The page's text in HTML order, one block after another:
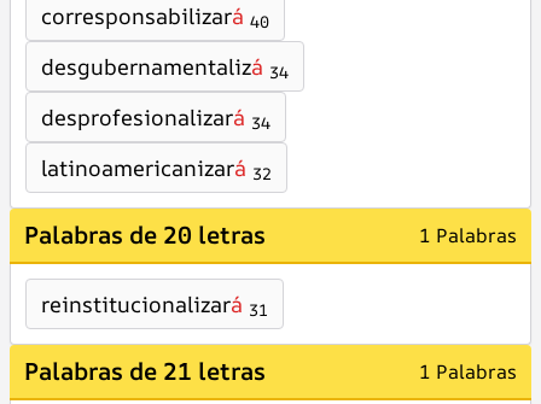
corresponsabilizará 40
desgubernamentalizá 34
desprofesionalizará 34
latinoamericanizará 32
Palabras de 20 letras 1 Palabras
reinstitucionalizará 31
Palabras de 21 letras 1 Palabras